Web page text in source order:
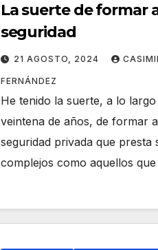
La suerte de formar
seguridad
21 AGOSTO, 2024
FERNÁNDEZ
He tenido la suerte, a lo
veintena de años, de formar
seguridad privada que presta
complejos como aquellos